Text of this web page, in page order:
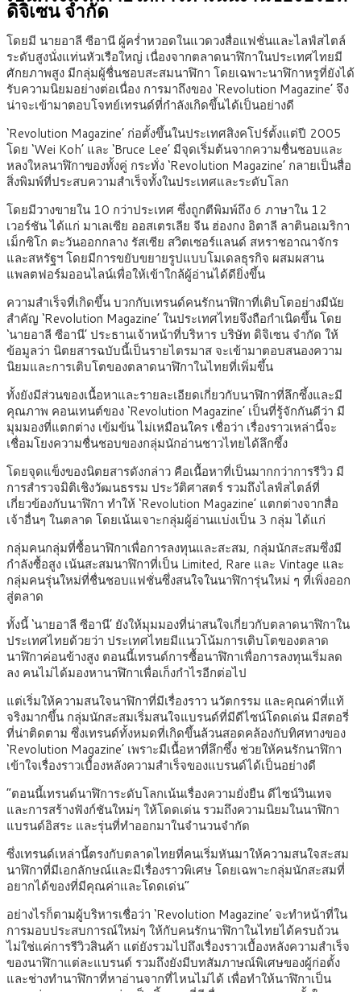
ดิจิเซน จำกัด
โดยมี นายอาลี ซีอานี ผู้คร่ำหวอดในแวดวงสื่อแฟชั่นและไลฟ์สไตล์
ระดับสูงนั่งแท่นหัวเรือใหญ่ เนื่องจากตลาดนาฬิกาในประเทศไทยมี
ศักยภาพสูง มีกลุ่มผู้ชื่นชอบสะสมนาฬิกา โดยเฉพาะนาฬิกาหรูที่ยังได้
รับความนิยมอย่างต่อเนื่อง การมาถึงของ ‘Revolution Magazine’ จึง
น่าจะเข้ามาตอบโจทย์เทรนด์ที่กำลังเกิดขึ้นได้เป็นอย่างดี
‘Revolution Magazine’ ก่อตั้งขึ้นในประเทศสิงคโปร์ตั้งแต่ปี 2005
โดย ‘Wei Koh’ และ ‘Bruce Lee’ มีจุดเริ่มต้นจากความชื่นชอบและ
หลงใหลนาฬิกาของทั้งคู่ กระทั่ง ‘Revolution Magazine’ กลายเป็นสื่อ
สิ่งพิมพ์ที่ประสบความสำเร็จทั้งในประเทศและระดับโลก
โดยมีวางขายใน 10 กว่าประเทศ ซึ่งถูกตีพิมพ์ถึง 6 ภาษาใน 12
เวอร์ชัน ได้แก่ มาเลเซีย ออสเตรเลีย จีน ฮ่องกง อิตาลี ลาตินอเมริกา
เม็กซิโก ตะวันออกกลาง รัสเซีย สวิตเซอร์แลนด์ สหราชอาณาจักร
และสหรัฐฯ โดยมีการขยับขยายรูปแบบโมเดลธุรกิจ ผสมผสาน
แพลตฟอร์มออนไลน์เพื่อให้เข้าใกล้ผู้อ่านได้ดียิ่งขึ้น
ความสำเร็จที่เกิดขึ้น บวกกับเทรนด์คนรักนาฬิกาที่เติบโตอย่างมีนัย
สำคัญ ‘Revolution Magazine’ ในประเทศไทยจึงถือกำเนิดขึ้น โดย
‘นายอาลี ซีอานี’ ประธานเจ้าหน้าที่บริหาร บริษัท ดิจิเซน จำกัด ให้
ข้อมูลว่า นิตยสารฉบับนี้เป็นรายไตรมาส จะเข้ามาตอบสนองความ
นิยมและการเติบโตของตลาดนาฬิกาในไทยที่เพิ่มขึ้น
ทั้งยังมีส่วนของเนื้อหาและรายละเอียดเกี่ยวกับนาฬิกาที่ลึกซึ้งและมี
คุณภาพ คอนเทนต์ของ ‘Revolution Magazine’ เป็นที่รู้จักกันดีว่า มี
มุมมองที่แตกต่าง เข้มข้น ไม่เหมือนใคร เชื่อว่า เรื่องราวเหล่านี้จะ
เชื่อมโยงความชื่นชอบของกลุ่มนักอ่านชาวไทยได้ลึกซึ้ง
โดยจุดแข็งของนิตยสารดังกล่าว คือเนื้อหาที่เป็นมากกว่าการรีวิว มี
การสำรวจมิติเชิงวัฒนธรรม ประวัติศาสตร์ รวมถึงไลฟ์สไตล์ที่
เกี่ยวข้องกับนาฬิกา ทำให้ ‘Revolution Magazine’ แตกต่างจากสื่อ
เจ้าอื่นๆ ในตลาด โดยเน้นเจาะกลุ่มผู้อ่านแบ่งเป็น 3 กลุ่ม ได้แก่
กลุ่มคนกลุ่มที่ซื้อนาฬิกาเพื่อการลงทุนและสะสม, กลุ่มนักสะสมซึ่งมี
กำลังซื้อสูง เน้นสะสมนาฬิกาที่เป็น Limited, Rare และ Vintage และ
กลุ่มคนรุ่นใหม่ที่ชื่นชอบแฟชั่นซึ่งสนใจในนาฬิการุ่นใหม่ ๆ ที่เพิ่งออก
สู่ตลาด
ทั้งนี้ ‘นายอาลี ซีอานี’ ยังให้มุมมองที่น่าสนใจเกี่ยวกับตลาดนาฬิกาใน
ประเทศไทยด้วยว่า ประเทศไทยมีแนวโน้มการเติบโตของตลาด
นาฬิกาค่อนข้างสูง ตอนนี้เทรนด์การซื้อนาฬิกาเพื่อการลงทุนเริ่มลด
ลง คนไม่ได้มองหานาฬิกาเพื่อเก็งกำไรอีกต่อไป
แต่เริ่มให้ความสนใจนาฬิกาที่มีเรื่องราว นวัตกรรม และคุณค่าที่แท้
จริงมากขึ้น กลุ่มนักสะสมเริ่มสนใจแบรนด์ที่มีดีไซน์โดดเด่น มีสตอรี่
ที่น่าติดตาม ซึ่งเทรนด์ทั้งหมดที่เกิดขึ้นล้วนสอดคล้องกับทิศทางของ
‘Revolution Magazine’ เพราะมีเนื้อหาที่ลึกซึ้ง ช่วยให้คนรักนาฬิกา
เข้าใจเรื่องราวเบื้องหลังความสำเร็จของแบรนด์ได้เป็นอย่างดี
“ตอนนี้เทรนด์นาฬิการะดับโลกเน้นเรื่องความยั่งยืน ดีไซน์วินเทจ
และการสร้างฟังก์ชันใหม่ๆ ให้โดดเด่น รวมถึงความนิยมในนาฬิกา
แบรนด์อิสระ และรุ่นที่ทำออกมาในจำนวนจำกัด
ซึ่งเทรนด์เหล่านี้ตรงกับตลาดไทยที่คนเริ่มหันมาให้ความสนใจสะสม
นาฬิกาที่มีเอกลักษณ์และมีเรื่องราวพิเศษ โดยเฉพาะกลุ่มนักสะสมที่
อยากได้ของที่มีคุณค่าและโดดเด่น”
อย่างไรก็ตามผู้บริหารเชื่อว่า ‘Revolution Magazine’ จะทำหน้าที่ใน
การมอบประสบการณ์ใหม่ๆ ให้กับคนรักนาฬิกาในไทยได้ครบถ้วน
ไม่ใช่แค่การรีวิวสินค้า แต่ยังรวมไปถึงเรื่องราวเบื้องหลังความสำเร็จ
ของนาฬิกาแต่ละแบรนด์ รวมถึงยังมีบทสัมภาษณ์พิเศษของผู้ก่อตั้ง
และช่างทำนาฬิกาที่หาอ่านจากที่ไหนไม่ได้ เพื่อทำให้นาฬิกาเป็น